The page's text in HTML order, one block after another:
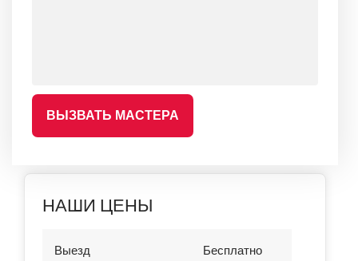
ВЫЗВАТЬ МАСТЕРА
НАШИ ЦЕНЫ
Выезд Бесплатно